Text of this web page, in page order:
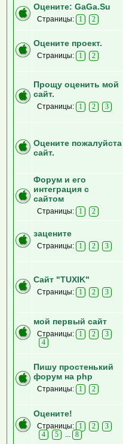
Оцените: GaGa.Su
Страницы: 1 2
Оцените проект.
Страницы: 1 2
Прощу оценить мой
сайт.
Страницы: 1 2 3
Оцените пожалуйста
сайт.
Форум и его
интеграция с
сайтом
Страницы: 1 2
зацените
Страницы: 1 2 3
Сайт "TUXIK"
Страницы: 1 2 3
мой первый сайт
Страницы: 1 2
3
4
Пишу простенький
форум на php
Страницы: 1 2
Оцените!
Страницы: 1 2
3
4
5 8